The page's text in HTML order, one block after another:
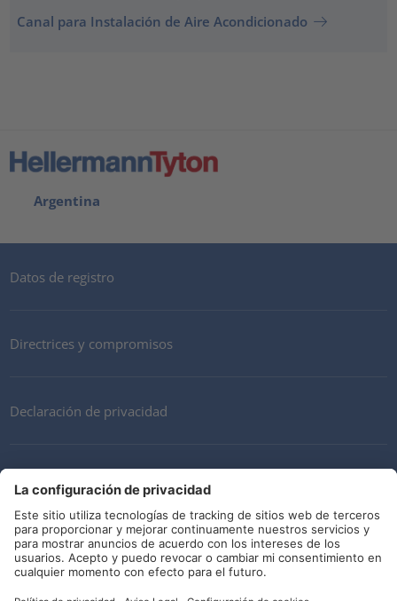
Canal para Instalación de Aire Acondicionado
Argentina
Datos de registro
Directrices y compromisos
Declaración de privacidad
Términos y Condiciones
Descargo de responsabilidad